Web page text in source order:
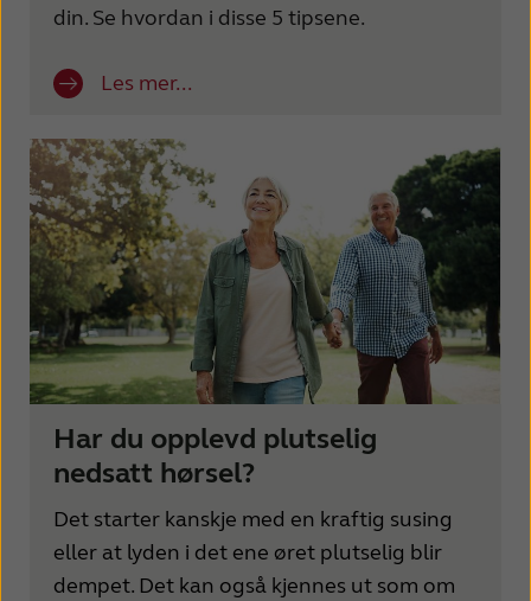
din. Se hvordan i disse 5 tipsene.
Les mer...
Har du opplevd plutselig
nedsatt hørsel?
Det starter kanskje med en kraftig susing
eller at lyden i det ene øret plutselig blir
dempet. Det kan også kjennes ut som om